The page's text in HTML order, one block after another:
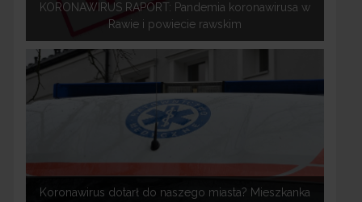
KORONAWIRUS RAPORT: Pandemia koronawirusa w
Rawie i powiecie rawskim
Koronawirus dotarł do naszego miasta? Mieszkanka